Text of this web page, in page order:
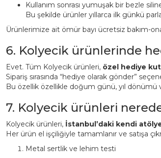
Kullanım sonrası yumuşak bir bezle
Bu şekilde ürünler yıllarca ilk günkü
Ürünlerimize ait ömür bayı ücretsiz bakım-
6. Kolyecik ürünlerinde
Evet. Tüm Kolyecik ürünleri, özel hediye
Sipariş sırasında “hediye olarak gönder”
Bu özellik özellikle doğum günü, yıl dönümü
7. Kolyecik ürünleri
Kolyecik ürünleri, İstanbul’daki kendi
Her ürün el işçiliğiyle tamamlanır ve satışa
Metal sertlik ve lehim testi